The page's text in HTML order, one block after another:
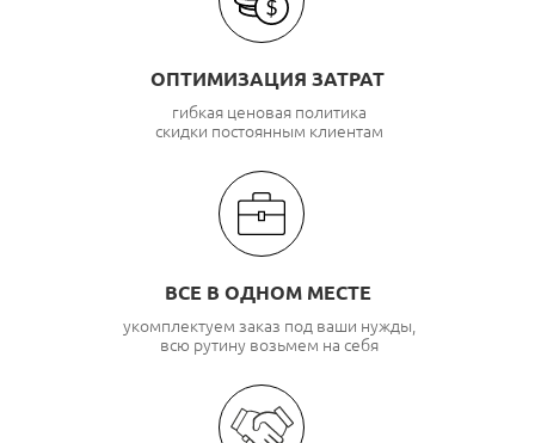
ОПТИМИЗАЦИЯ ЗАТРАТ
гибкая ценовая политика
скидки постоянным клиентам
ВСЕ В ОДНОМ МЕСТЕ
укомплектуем заказ под ваши нужды,
всю рутину возьмем на себя